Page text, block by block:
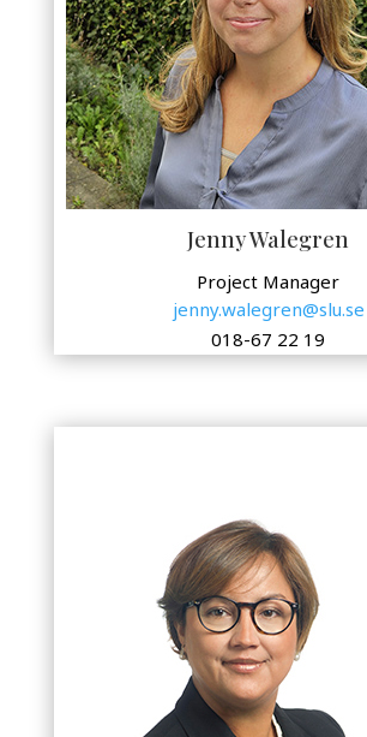
Jenny Walegren
Project Manager
jenny.walegren@slu.se
018-67 22 19